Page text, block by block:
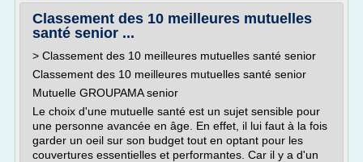
Classement des 10 meilleures mutuelles
santé senior ...
> Classement des 10 meilleures mutuelles santé senior
Classement des 10 meilleures mutuelles santé senior
Mutuelle GROUPAMA senior
Le choix d'une mutuelle santé est un sujet sensible pour
une personne avancée en âge. En effet, il lui faut à la fois
garder un oeil sur son budget tout en optant pour les
couvertures essentielles et performantes. Car il y a d'un